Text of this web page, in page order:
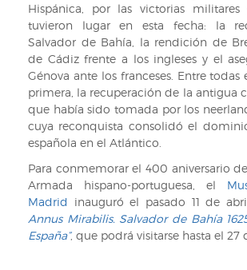
Hispánica, por las victorias
tuvieron lugar en esta fecha: la
Salvador de Bahía, la rendición de
de Cádiz frente a los ingleses y el
Génova ante los franceses. Entre todas
primera, la recuperación de la antigua
que había sido tomada por los
cuya reconquista consolidó el
española en el Atlántico.
Para conmemorar el 400 aniversario
Armada hispano-portuguesa, el
Madrid
inauguró el pasado 11 de
Annus Mirabilis. Salvador de Bahía
España”, que podrá visitarse hasta el 27